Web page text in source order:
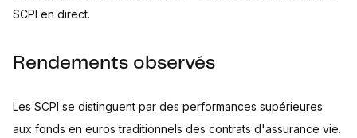
SCPI en direct.
Rendements observés
Les SCPI se distinguent par des performances supérieures
aux fonds en euros traditionnels des contrats d'assurance vie.